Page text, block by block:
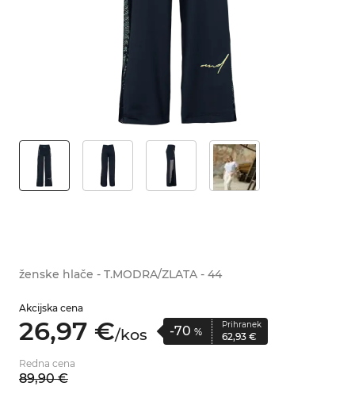
ženske hlače - T.MODRA/ZLATA - 44
Akcijska cena
26,97 €/kos -70 %
Prihranek
62,93 €
Redna cena
89,90 €